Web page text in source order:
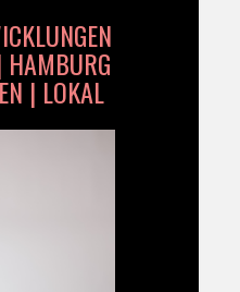
HAMBURG
| LOKAL